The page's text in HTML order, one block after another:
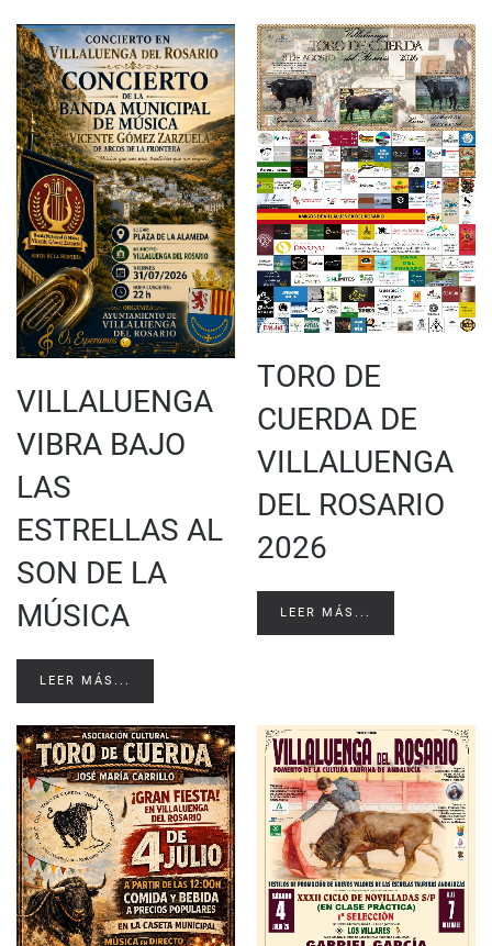
VILLALUENGA
VIBRA BAJO
LAS
ESTRELLAS AL
SON DE LA
MÚSICA
LEER MÁS...
TORO DE
CUERDA DE
VILLALUENGA
DEL ROSARIO
2026
LEER MÁS...